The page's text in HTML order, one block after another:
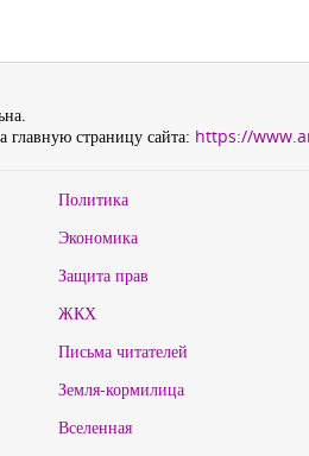
главную страницу сайта: https://
Политика
Экономика
Защита прав
ЖКХ
Письма читателей
Земля-кормилица
Вселенная